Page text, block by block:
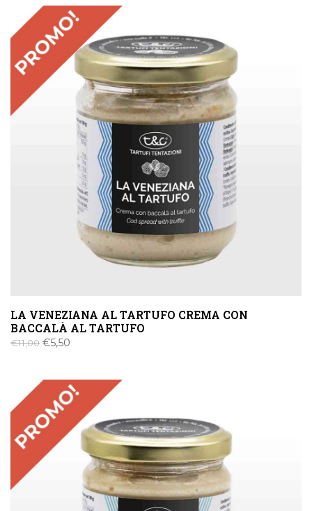
LA VENEZIANA AL TARTUFO CREMA CON
BACCALÀ AL TARTUFO
€11,00 €5,50